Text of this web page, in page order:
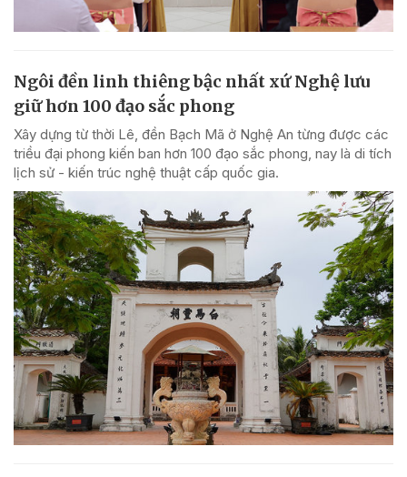
Ngôi đền linh thiêng bậc nhất xứ Nghệ lưu
giữ hơn 100 đạo sắc phong
Xây dựng từ thời Lê, đền Bạch Mã ở Nghệ An từng được các
triều đại phong kiến ban hơn 100 đạo sắc phong, nay là di tích
lịch sử - kiến trúc nghệ thuật cấp quốc gia.